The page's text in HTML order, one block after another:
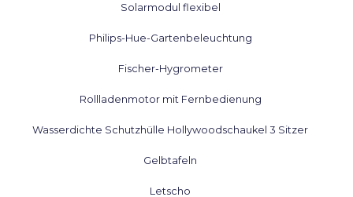
Solarmodul flexibel
Philips-Hue-Gartenbeleuchtung
Fischer-Hygrometer
Rollladenmotor mit Fernbedienung
Wasserdichte Schutzhülle Hollywoodschaukel 3 Sitzer
Gelbtafeln
Letscho